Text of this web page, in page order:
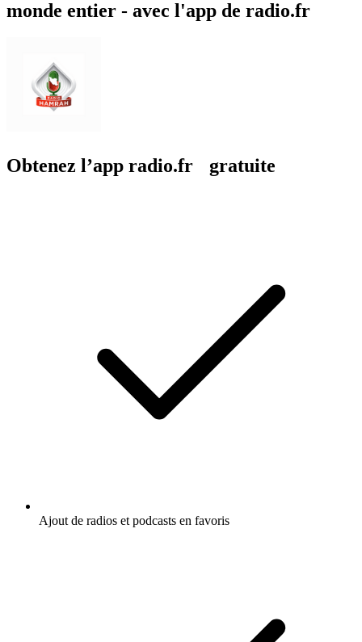
monde entier - avec l'app de radio.fr
Obtenez l’app radio.fr gratuite
Ajout de radios et podcasts en favoris